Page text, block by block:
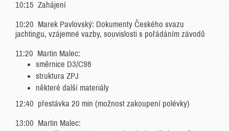
10:15 Zahájení
10:20 Marek Pavlovský: Dokumenty Českého svazu
jachtingu, vzájemné vazby, souvislosti s pořádáním závodů
11:20 Martin Malec:
směrnice D3/C98
struktura ZPJ
některé další materiály
12:40 přestávka 20 min (možnost zakoupení polévky)
13:00 Martin Malec: